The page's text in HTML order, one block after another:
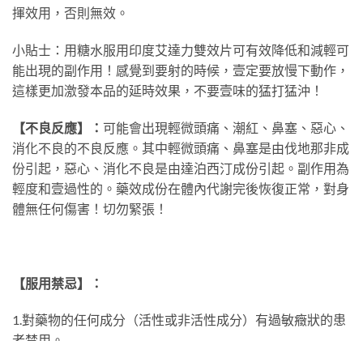
揮效用，否則無效。
小貼士：用糖水服用印度艾達力雙效片可有效降低和減輕可
能出現的副作用！感覺到要射的時候，壹定要放慢下動作，
這樣更加激發本品的延時效果，不要壹味的猛打猛沖！
【不良反應】： 可能會出現輕微頭痛、潮紅、鼻塞、惡心、
消化不良的不良反應。其中輕微頭痛、鼻塞是由伐地那非成
份引起，惡心、消化不良是由達泊西汀成份引起。副作用為
輕度和壹過性的。藥效成份在體內代謝完後恢復正常，對身
體無任何傷害！切勿緊張！
【服用禁忌】：
1.對藥物的任何成分（活性或非活性成分）有過敏癥狀的患